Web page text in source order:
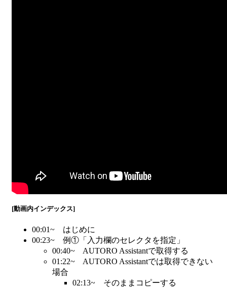
[動画内インデックス]
00:01~ はじめに
00:23~ 例①「入力欄のセレクタを指定」
00:40~ AUTORO Assistantで取得する
01:22~ AUTORO Assistantでは取得できない
場合
02:13~ そのままコピーする